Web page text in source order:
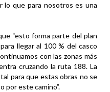
lo que para nosotros es una
“esto forma parte del plan
llegar al 100 % del casco
con las zonas más
cruzando la ruta 188. La
para que estas obras no se
por este camino”.